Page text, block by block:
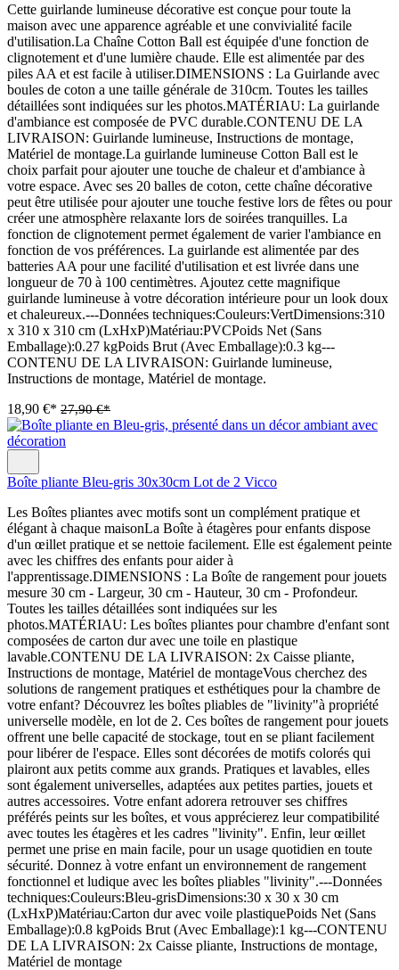
Cette guirlande lumineuse décorative est conçue pour toute la
maison avec une apparence agréable et une convivialité facile
d'utilisation.La Chaîne Cotton Ball est équipée d'une fonction de
clignotement et d'une lumière chaude. Elle est alimentée par des
piles AA et est facile à utiliser.DIMENSIONS : La Guirlande avec
boules de coton a une taille générale de 310cm. Toutes les tailles
détaillées sont indiquées sur les photos.MATÉRIAU: La guirlande
d'ambiance est composée de PVC durable.CONTENU DE LA
LIVRAISON: Guirlande lumineuse, Instructions de montage,
Matériel de montage.La guirlande lumineuse Cotton Ball est le
choix parfait pour ajouter une touche de chaleur et d'ambiance à
votre espace. Avec ses 20 balles de coton, cette chaîne décorative
peut être utilisée pour ajouter une touche festive lors de fêtes ou pour
créer une atmosphère relaxante lors de soirées tranquilles. La
fonction de clignotement permet également de varier l'ambiance en
fonction de vos préférences. La guirlande est alimentée par des
batteries AA pour une facilité d'utilisation et est livrée dans une
longueur de 70 à 100 centimètres. Ajoutez cette magnifique
guirlande lumineuse à votre décoration intérieure pour un look doux
et chaleureux.---Données techniques:Couleurs:VertDimensions:310
x 310 x 310 cm (LxHxP)Matériau:PVCPoids Net (Sans
Emballage):0.27 kgPoids Brut (Avec Emballage):0.3 kg---
CONTENU DE LA LIVRAISON: Guirlande lumineuse,
Instructions de montage, Matériel de montage.
18,90 €* 27,90 €*
Boîte pliante Bleu-gris 30x30cm Lot de 2 Vicco
Les Boîtes pliantes avec motifs sont un complément pratique et
élégant à chaque maisonLa Boîte à étagères pour enfants dispose
d'un œillet pratique et se nettoie facilement. Elle est également peinte
avec les chiffres des enfants pour aider à
l'apprentissage.DIMENSIONS : La Boîte de rangement pour jouets
mesure 30 cm - Largeur, 30 cm - Hauteur, 30 cm - Profondeur.
Toutes les tailles détaillées sont indiquées sur les
photos.MATÉRIAU: Les boîtes pliantes pour chambre d'enfant sont
composées de carton dur avec une toile en plastique
lavable.CONTENU DE LA LIVRAISON: 2x Caisse pliante,
Instructions de montage, Matériel de montageVous cherchez des
solutions de rangement pratiques et esthétiques pour la chambre de
votre enfant? Découvrez les boîtes pliables de "livinity"à propriété
universelle modèle, en lot de 2. Ces boîtes de rangement pour jouets
offrent une belle capacité de stockage, tout en se pliant facilement
pour libérer de l'espace. Elles sont décorées de motifs colorés qui
plairont aux petits comme aux grands. Pratiques et lavables, elles
sont également universelles, adaptées aux petites parties, jouets et
autres accessoires. Votre enfant adorera retrouver ses chiffres
préférés peints sur les boîtes, et vous apprécierez leur compatibilité
avec toutes les étagères et les cadres "livinity". Enfin, leur œillet
permet une prise en main facile, pour un usage quotidien en toute
sécurité. Donnez à votre enfant un environnement de rangement
fonctionnel et ludique avec les boîtes pliables "livinity".---Données
techniques:Couleurs:Bleu-grisDimensions:30 x 30 x 30 cm
(LxHxP)Matériau:Carton dur avec voile plastiquePoids Net (Sans
Emballage):0.8 kgPoids Brut (Avec Emballage):1 kg---CONTENU
DE LA LIVRAISON: 2x Caisse pliante, Instructions de montage,
Matériel de montage